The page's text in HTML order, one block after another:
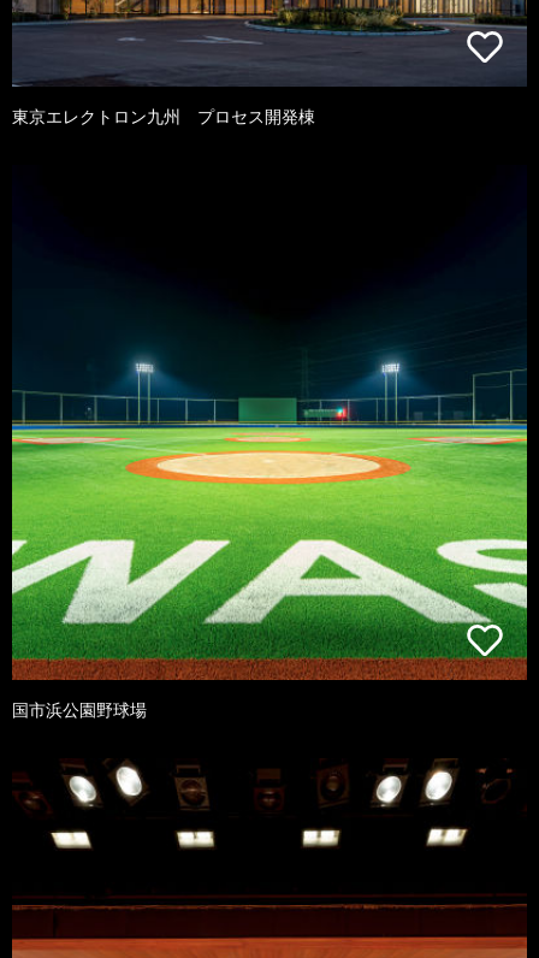
東京エレクトロン九州 プロセス開発棟
国市浜公園野球場